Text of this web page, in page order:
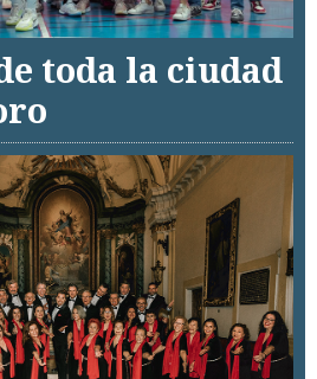
toda la ciudad